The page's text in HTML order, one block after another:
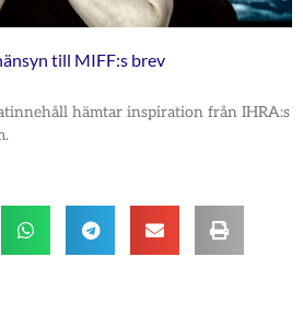
till MIFF:s brev
hämtar inspiration från IHRA:s